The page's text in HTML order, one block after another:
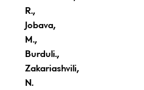
R.,
Jobava,
M.,
Burduli.,
Zakariashvili,
N.